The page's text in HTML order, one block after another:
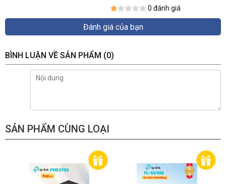
0 đánh giá
Đánh giá của bạn
BÌNH LUẬN VỀ SẢN PHẨM (0)
SẢN PHẨM CÙNG LOẠI